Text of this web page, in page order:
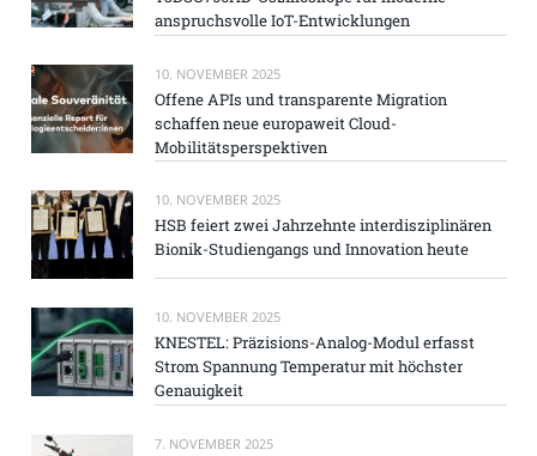
anspruchsvolle IoT-Entwicklungen
10. NOVEMBER 2025
Offene APIs und transparente Migration
schaffen neue europaweit Cloud-
Mobilitätsperspektiven
10. NOVEMBER 2025
HSB feiert zwei Jahrzehnte interdisziplinären
Bionik-Studiengangs und Innovation heute
10. NOVEMBER 2025
KNESTEL: Präzisions-Analog-Modul erfasst
Strom Spannung Temperatur mit höchster
Genauigkeit
7. NOVEMBER 2025